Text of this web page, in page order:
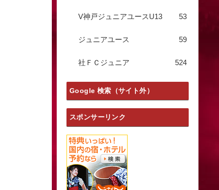
V神戸ジュニアユースU13 53
ジュニアユース 59
社ＦＣジュニア 524
Google 検索（サイト外）
スポンサーリンク